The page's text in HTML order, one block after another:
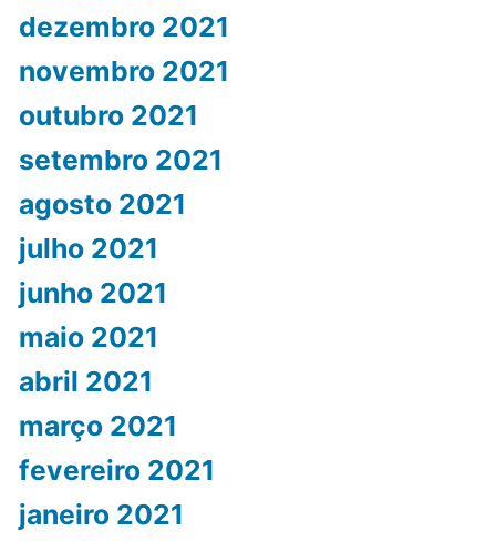
dezembro 2021
novembro 2021
outubro 2021
setembro 2021
agosto 2021
julho 2021
junho 2021
maio 2021
abril 2021
março 2021
fevereiro 2021
janeiro 2021